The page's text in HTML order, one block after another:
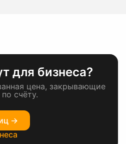
для бизнеса?
цена, закрывающие
счёту.
→